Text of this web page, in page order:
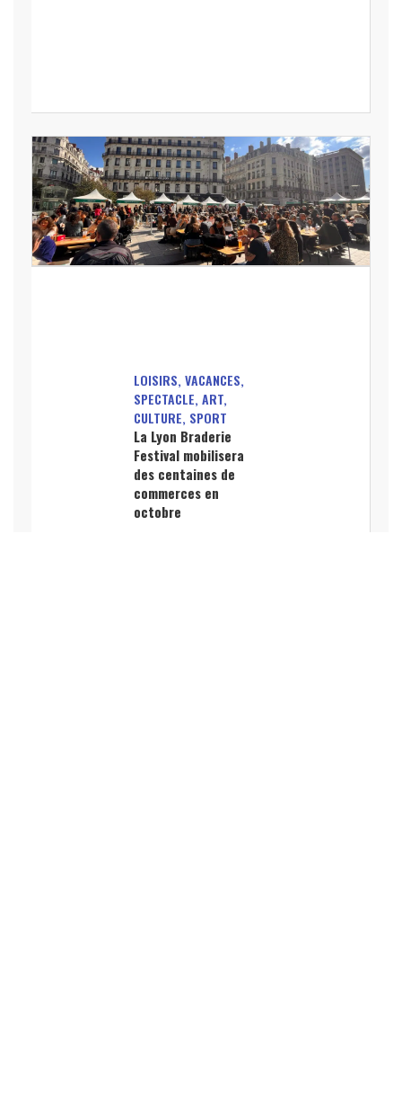
LOISIRS, VACANCES,
SPECTACLE, ART,
CULTURE, SPORT
La Lyon Braderie
Festival mobilisera
des centaines de
commerces en
octobre